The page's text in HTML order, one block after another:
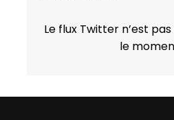
Le flux Twitter n’est
le